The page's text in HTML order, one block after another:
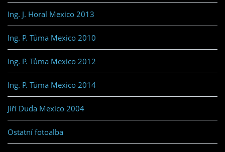
Ing. J. Horal Mexico 2013
Ing. P. Tůma Mexico 2010
Ing. P. Tůma Mexico 2012
Ing. P. Tůma Mexico 2014
Jiří Duda Mexico 2004
Ostatní fotoalba